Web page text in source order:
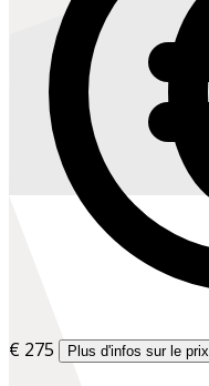
€ 275 Plus d'infos sur le prix